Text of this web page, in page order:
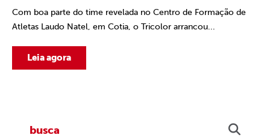
Com boa parte do time revelada no Centro de Formação de
Atletas Laudo Natel, em Cotia, o Tricolor arrancou...
Leia agora